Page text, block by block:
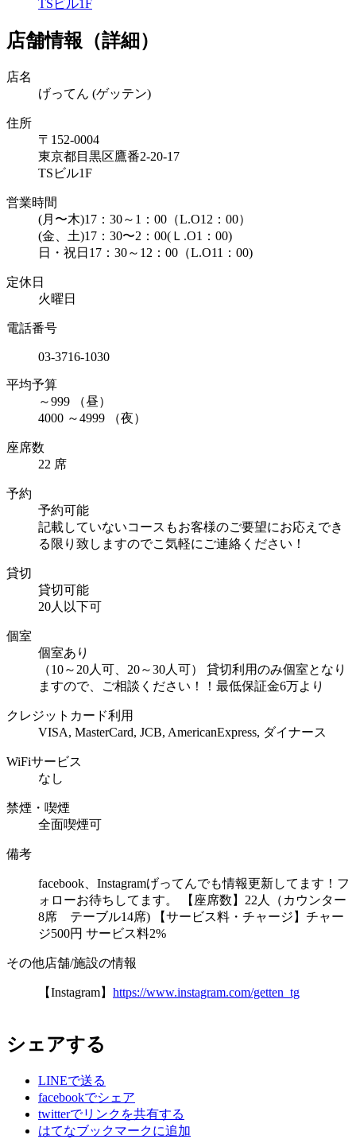
TSビル1F
店舗情報（詳細）
店名
げってん (ゲッテン)
住所
〒152-0004
東京都目黒区鷹番2-20-17
TSビル1F
営業時間
(月〜木)17：30～1：00（L.O12：00）
(金、土)17：30〜2：00(Ｌ.O1：00)
日・祝日17：30～12：00（L.O11：00)
定休日
火曜日
電話番号
03-3716-1030
平均予算
～999 （昼）
4000 ～4999 （夜）
座席数
22 席
予約
予約可能
記載していないコースもお客様のご要望にお応えでき
る限り致しますのでこ気軽にご連絡ください！
貸切
貸切可能
20人以下可
個室
個室あり
（10～20人可、20～30人可） 貸切利用のみ個室となり
ますので、ご相談ください！！最低保証金6万より
クレジットカード利用
VISA, MasterCard, JCB, AmericanExpress, ダイナース
WiFiサービス
なし
禁煙・喫煙
全面喫煙可
備考
facebook、Instagramげってんでも情報更新してます！フ
ォローお待ちしてます。 【座席数】22人（カウンター
8席 テーブル14席) 【サービス料・チャージ】チャー
ジ500円 サービス料2%
その他店舗/施設の情報
【Instagram】 https://www.instagram.com/getten_tg
シェアする
LINEで送る
facebookでシェア
twitterでリンクを共有する
はてなブックマークに追加